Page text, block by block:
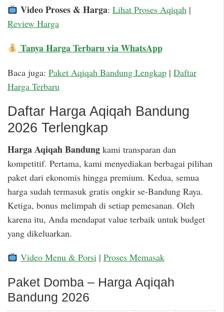
Video Proses & Harga: Lihat Proses Aqiqah|
Review Harga
Tanya Harga Terbaru via WhatsApp
Baca juga: Paket Aqiqah Bandung Lengkap | Daftar
Harga Terbaru
Daftar Harga Aqiqah Bandung
2026 Terlengkap
Harga Aqiqah Bandung kami transparan dan
kompetitif. Pertama, kami menyediakan berbagai pilihan
paket dari ekonomis hingga premium. Kedua, semua
harga sudah termasuk gratis ongkir se-Bandung Raya.
Ketiga, bonus melimpah di setiap pemesanan. Oleh
karena itu, Anda mendapat value terbaik untuk budget
yang dikeluarkan.
Video Menu & Porsi| Proses Memasak
Paket Domba – Harga Aqiqah
Bandung 2026